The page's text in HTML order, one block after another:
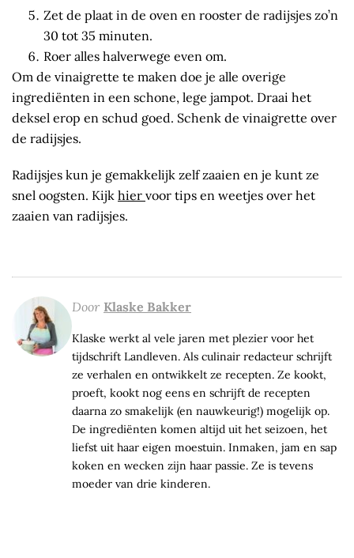
Zet de plaat in de oven en rooster de radijsjes zo’n
30 tot 35 minuten.
Roer alles halverwege even om.
Om de vinaigrette te maken doe je alle overige
ingrediënten in een schone, lege jampot. Draai het
deksel erop en schud goed. Schenk de vinaigrette over
de radijsjes.
Radijsjes kun je gemakkelijk zelf zaaien en je kunt ze
snel oogsten. Kijk hier voor tips en weetjes over het
zaaien van radijsjes.
Door Klaske Bakker
Klaske werkt al vele jaren met plezier voor het
tijdschrift Landleven. Als culinair redacteur schrijft
ze verhalen en ontwikkelt ze recepten. Ze kookt,
proeft, kookt nog eens en schrijft de recepten
daarna zo smakelijk (en nauwkeurig!) mogelijk op.
De ingrediënten komen altijd uit het seizoen, het
liefst uit haar eigen moestuin. Inmaken, jam en sap
koken en wecken zijn haar passie. Ze is tevens
moeder van drie kinderen.